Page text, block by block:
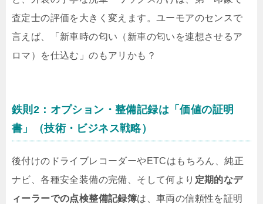
査定士の評価を大きく変えます。ユーモアのセンスで
言えば、「新車時の匂い（新車の匂いを連想させるア
ロマ）を仕込む」のもアリかも？
鉄則2：オプション・整備記録は「価値の証明
書」（技術・ビジネス戦略）
後付けのドライブレコーダーやETCはもちろん、純正
ナビ、各種安全装備の完備、そして何より 定期的なデ
ィーラーでの点検整備記録簿は、車両の信頼性を証明